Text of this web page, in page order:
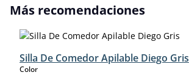
Omitir la galería de productos
Más recomendaciones
Silla De Comedor Apilable Diego Gris
Colorselect